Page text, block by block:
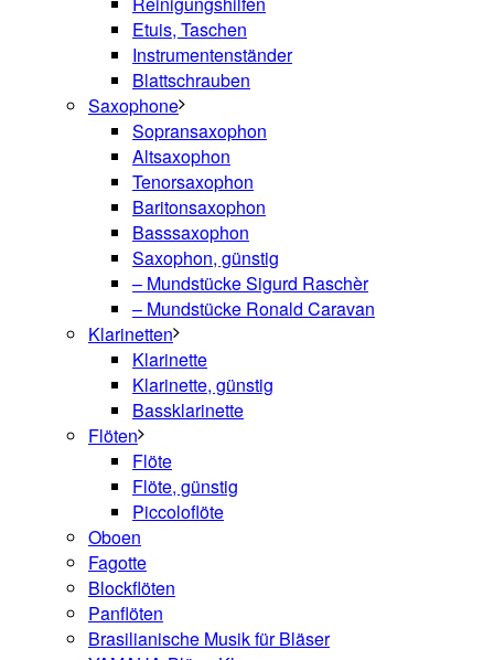
Etuis, Taschen
Instrumentenständer
Blattschrauben
Saxophone
Sopransaxophon
Altsaxophon
Tenorsaxophon
Baritonsaxophon
Basssaxophon
Saxophon, günstig
– Mundstücke Sigurd Raschèr
– Mundstücke Ronald Caravan
Klarinetten
Klarinette
Klarinette, günstig
Bassklarinette
Flöten
Flöte
Flöte, günstig
Piccoloflöte
Oboen
Fagotte
Blockflöten
Panflöten
Brasilianische Musik für Bläser